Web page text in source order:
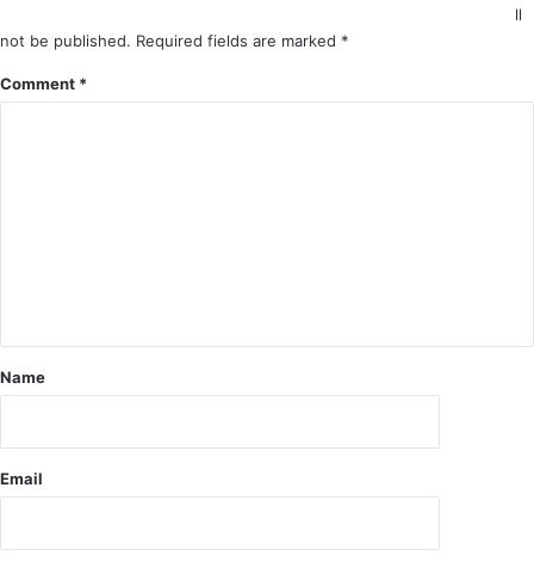
रो
ने
र
ब
ड़े
ता
व
च
रे
भि
या
न
का
र्य
वा
-
क
ले
र
ll
not be published. Required fields are marked *
Comment *
Name
Email